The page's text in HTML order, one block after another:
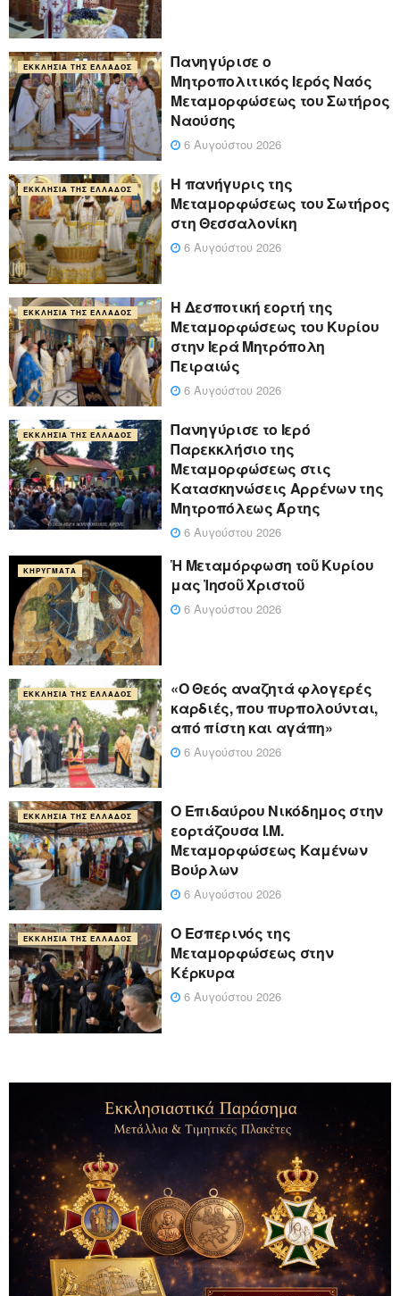
ΕΚΚΛΗΣΊΑ ΤΗΣ ΕΛΛΆΔΟΣ
Πανηγύρισε ο
Μητροπολιτικός Ιερός Ναός
Μεταμορφώσεως του Σωτήρος
Ναούσης
6 Αυγούστου 2026
ΕΚΚΛΗΣΊΑ ΤΗΣ ΕΛΛΆΔΟΣ
Η πανήγυρις της
Μεταμορφώσεως του Σωτήρος
στη Θεσσαλονίκη
6 Αυγούστου 2026
ΕΚΚΛΗΣΊΑ ΤΗΣ ΕΛΛΆΔΟΣ
Η Δεσποτική εορτή της
Μεταμορφώσεως του Κυρίου
στην Ιερά Μητρόπολη
Πειραιώς
6 Αυγούστου 2026
ΕΚΚΛΗΣΊΑ ΤΗΣ ΕΛΛΆΔΟΣ
Πανηγύρισε το Ιερό
Παρεκκλήσιο της
Μεταμορφώσεως στις
Κατασκηνώσεις Αρρένων της
Μητροπόλεως Άρτης
6 Αυγούστου 2026
ΚΗΡΎΓΜΑΤΑ
Ἡ Μεταμόρφωση τοῦ Κυρίου
μας Ἰησοῦ Χριστοῦ
6 Αυγούστου 2026
ΕΚΚΛΗΣΊΑ ΤΗΣ ΕΛΛΆΔΟΣ
«Ο Θεός αναζητά φλογερές
καρδιές, που πυρπολούνται,
από πίστη και αγάπη»
6 Αυγούστου 2026
ΕΚΚΛΗΣΊΑ ΤΗΣ ΕΛΛΆΔΟΣ
Ο Επιδαύρου Νικόδημος στην
εορτάζουσα Ι.Μ.
Μεταμορφώσεως Καμένων
Βούρλων
6 Αυγούστου 2026
ΕΚΚΛΗΣΊΑ ΤΗΣ ΕΛΛΆΔΟΣ
Ο Εσπερινός της
Μεταμορφώσεως στην
Κέρκυρα
6 Αυγούστου 2026